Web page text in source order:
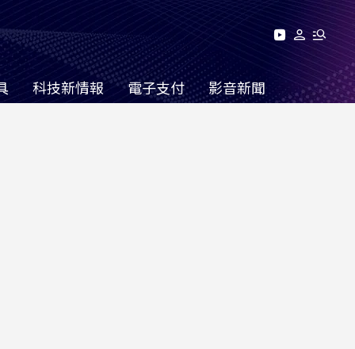
科技新情報 電子支付 影音新聞